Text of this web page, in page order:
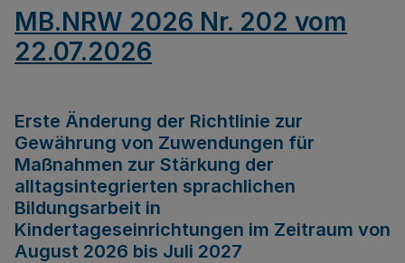
MB.NRW 2026 Nr. 202 vom
22.07.2026
Erste Änderung der Richtlinie zur
Gewährung von Zuwendungen für
Maßnahmen zur Stärkung der
alltagsintegrierten sprachlichen
Bildungsarbeit in
Kindertageseinrichtungen im Zeitraum von
August 2026 bis Juli 2027